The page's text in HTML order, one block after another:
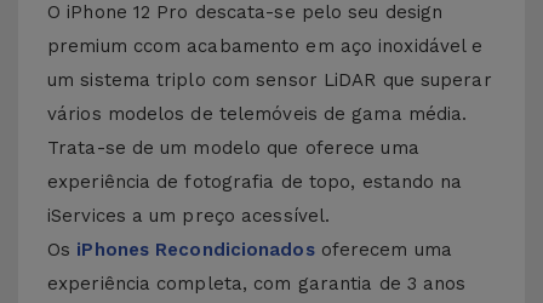
O iPhone 12 Pro descata-se pelo seu design
premium ccom acabamento em aço inoxidável e
um sistema triplo com sensor LiDAR que superar
vários modelos de telemóveis de gama média.
Trata-se de um modelo que oferece uma
experiência de fotografia de topo, estando na
iServices a um preço acessível.
Os iPhones Recondicionadosoferecem uma
experiência completa, com garantia de 3 anos